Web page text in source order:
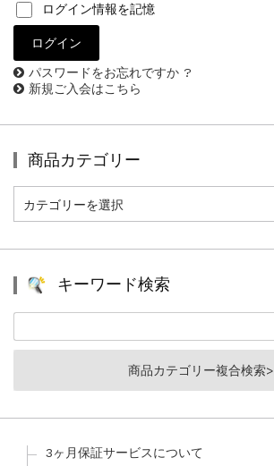
ログイン情報を記憶
パスワードをお忘れですか ?
新規ご入会はこちら
商品カテゴリー
品
カ
キーワード検索
商品カテゴリー複合検索>
3ヶ月保証サービスについて